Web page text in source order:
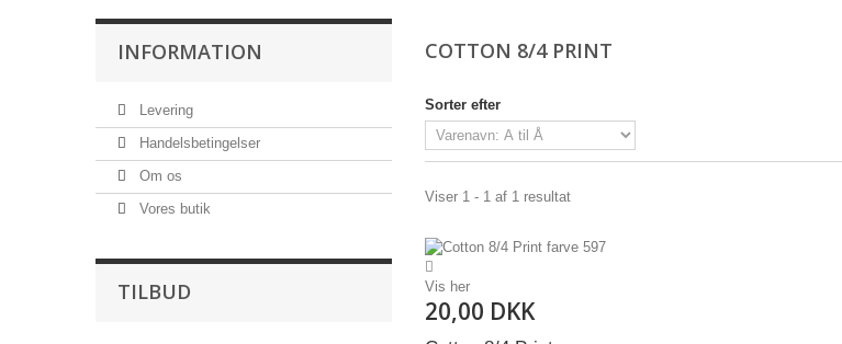
INFORMATION
Levering
Handelsbetingelser
Om os
Vores butik
TILBUD
COTTON 8/4 PRINT
Sorter efter
Viser 1 - 1 af 1 resultat
Vis her
20,00 DKK